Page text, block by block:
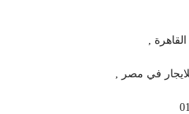
,
في مصر ,